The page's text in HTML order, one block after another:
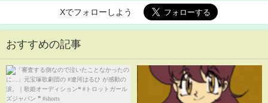
Xでフォローしよう
おすすめの記事